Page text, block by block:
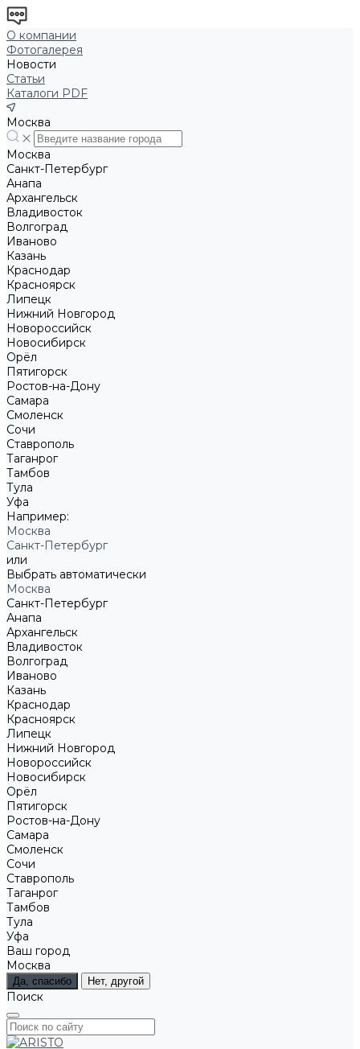
О компании
Фотогалерея
Новости
Статьи
Каталоги PDF
Москва
Москва
Санкт-Петербург
Анапа
Архангельск
Владивосток
Волгоград
Иваново
Казань
Краснодар
Красноярск
Липецк
Нижний Новгород
Новороссийск
Новосибирск
Орёл
Пятигорск
Ростов-на-Дону
Самара
Смоленск
Сочи
Ставрополь
Таганрог
Тамбов
Тула
Уфа
Например:
Москва
Санкт-Петербург
или
Выбрать автоматически
Москва
Санкт-Петербург
Анапа
Архангельск
Владивосток
Волгоград
Иваново
Казань
Краснодар
Красноярск
Липецк
Нижний Новгород
Новороссийск
Новосибирск
Орёл
Пятигорск
Ростов-на-Дону
Самара
Смоленск
Сочи
Ставрополь
Таганрог
Тамбов
Тула
Уфа
Ваш город
Москва
Да, спасибо Нет, другой
Поиск